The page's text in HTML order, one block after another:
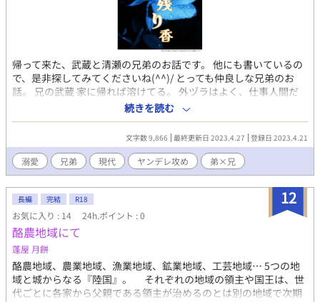
帰って来た、武蔵と清瀬の兄弟のお話です。 他にも書いているの
で、是非探してみてくださいね(^^)/ とっても仲良しな兄弟のお
話。 兄の武蔵 家に帰れば溶けてる。 外ヅラはよく、仕事人間だ
けど 弟である、清瀬に精神的な 依存度がかなり高め。 ついつ
い、流されかけちゃう。 弟に等身大フィギュアを作られてしま
う。 最近は、清瀬への気持ちが追い付きつつある？ 弟の清瀬 腐男
子。デザインの仕事と 農業をしながら生計を立てて暮らす。 兄で
ある武蔵を、深く愛しており その内、薄い本を描きだしそう。 双
子という事になっているが 実際は年齢差がある事に 気づいていな
い（長年暗示にかけられている）ほぼ引きこもりのような 生活を
しているが、家事も万能。 元は、都道府県擬人化からできたキャ
ラクターです。
続きを読む
文字数 9,866 最終更新日 2023.4.27 登録日 2023.4.21
溺愛 兄弟 現代 ヤンデレ攻め 弟×兄
12
長編 完結 R18
お気に入り : 14 24h.ポイント : 0
酪農地域にて
蓬屋 月餅
酪農地域、農業地域、漁業地域、鉱業地域、工芸地域… 5つの地
域と城からなる『陸国』。 それぞれの地域の領主や国王は、世
代ごとに各家から父親である領主が治めるのとは別の地域で次期